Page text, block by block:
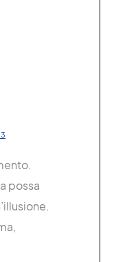
possa